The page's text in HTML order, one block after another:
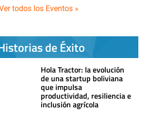
todos los Eventos »
de Éxito
Hola Tractor: la evolución
de una startup boliviana
que impulsa
productividad, resiliencia e
inclusión agrícola